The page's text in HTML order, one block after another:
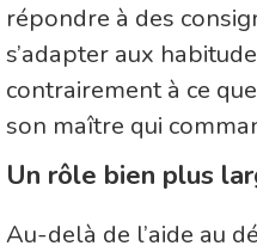
répondre à des
s’adapter aux
contrairement à ce
son maître qui
Un rôle bien plus
Au-delà de l’aide au